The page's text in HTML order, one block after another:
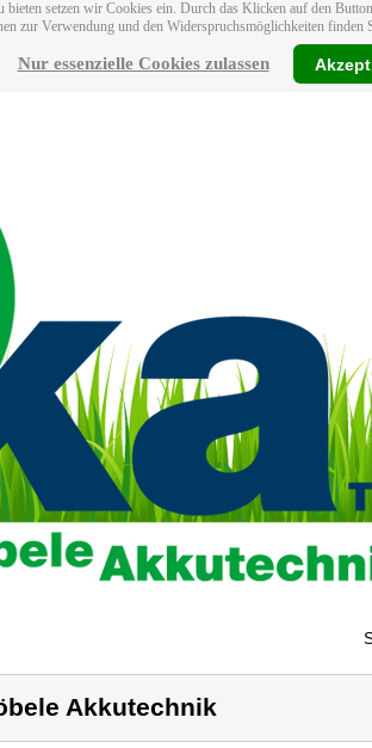
bieten setzen wir Cookies ein. Durch das Klicken auf den
zur Verwendung und den Widerspruchsmöglichkeiten finden
Nur essenzielle Cookies zulassen
Akkutechnik